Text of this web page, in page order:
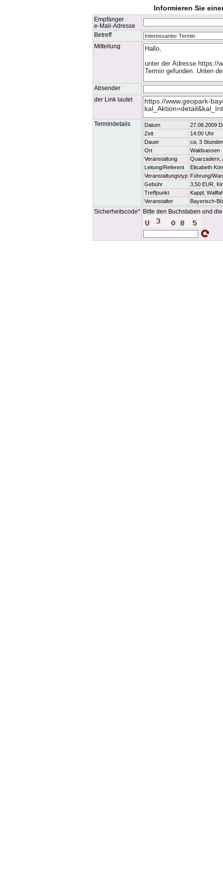
Informieren Sie
Empfänger
e-Mail-Adresse
Betreff
Mitteilung
Absender
der Link lautet
Termindetails Datum
27.08.2009
Zeit
14:00 Uhr
Dauer
ca. 3 Stunden
Ort
Waldsassen
Veranstaltung
Quarzadern,
Leitung/Referent
Elisabeth
Veranstaltungstyp Führung/
Gebühr
3,50 EUR,
Treffpunkt
Kappl,
Veranstalter
Bayerisch-
Sicherheitscode* Bitte den Buchstaben und